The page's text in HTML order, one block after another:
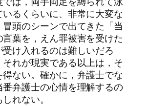
るくらいに、非常に大変な
冒頭のシーンで出てきた「当
葉を，えん罪被害を受けた
け入れるのは難しいだろ
それが現実である以上は，そ
得ない。確かに，弁護士でな
番弁護士の心情を理解するの
れない。